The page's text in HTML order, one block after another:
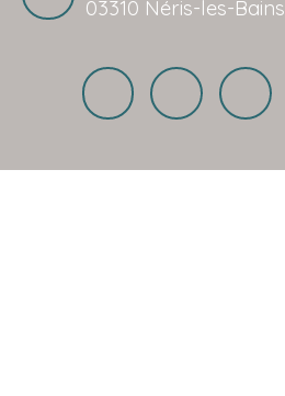
03310 Néris-les-Bains